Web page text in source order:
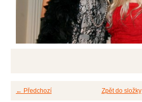
← Předchozí Zpět do složky